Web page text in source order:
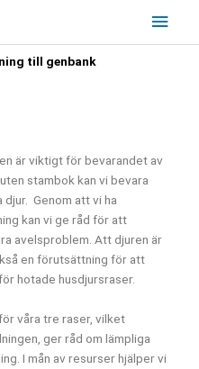
till genbank
är viktigt för bevarandet av
stambok kan vi bevara
djur. Genom att vi ha
kan vi ge råd för att
avelsproblem. Att djuren är
en förutsättning för att
hotade husdjursraser.
våra tre raser, vilket
ger råd om lämpliga
I mån av resurser hjälper vi